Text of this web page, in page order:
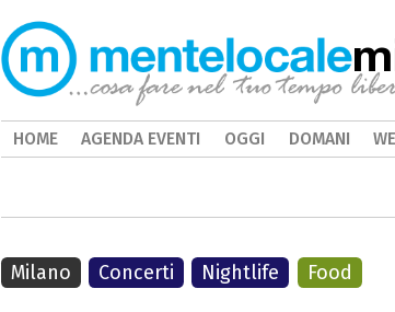
Milano Concerti Nightlife Food
HOME AGENDA EVENTI OGGI DOMANI